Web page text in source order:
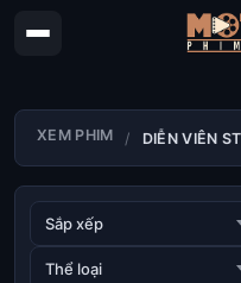
XEM PHIM DIỄN VIÊN